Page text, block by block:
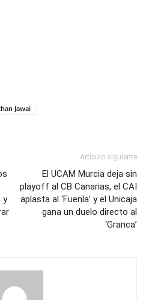
Jawai
y
Artículo siguiente
El UCAM Murcia deja sin
playoff al CB Canarias, el CAI
aplasta al ‘Fuenla’ y el Unicaja
gana un duelo directo al
‘Granca’